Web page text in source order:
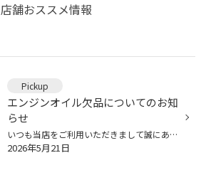
店舗おススメ情報
Pickup
エンジンオイル欠品についてのお知
らせ
いつも当店をご利用いただきまして誠にありがとうございます。 昨今の自動車業界全般で 中東情勢の影響による エンジンオイルの欠品が起こっております。 当店に於きましても オイルに欠品が出ており 在庫状況によっては WEBよりご予約をいただいても オイル交換作業を お断りする場合がございます...
2026年5月21日